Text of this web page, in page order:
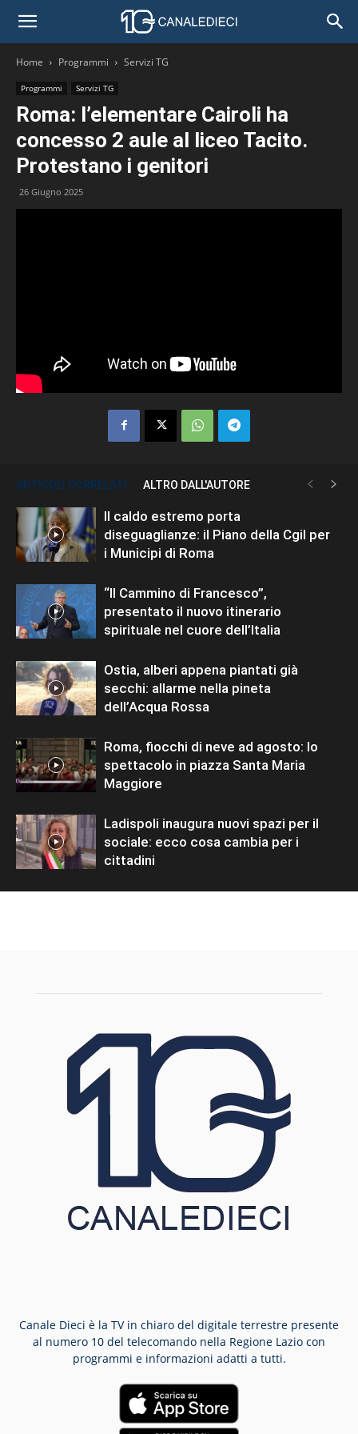
Home Programmi Servizi TG
Programmi Servizi TG
Roma: l’elementare Cairoli ha
concesso 2 aule al liceo Tacito.
Protestano i genitori
26 Giugno 2025
ARTICOLI CORRELATI ALTRO DALL'AUTORE
Il caldo estremo porta
diseguaglianze: il Piano della Cgil per
i Municipi di Roma
“Il Cammino di Francesco”,
presentato il nuovo itinerario
spirituale nel cuore dell’Italia
Ostia, alberi appena piantati già
secchi: allarme nella pineta
dell’Acqua Rossa
Roma, fiocchi di neve ad agosto: lo
spettacolo in piazza Santa Maria
Maggiore
Ladispoli inaugura nuovi spazi per il
sociale: ecco cosa cambia per i
cittadini
Canale Dieci è la TV in chiaro del digitale terrestre presente
al numero 10 del telecomando nella Regione Lazio con
programmi e informazioni adatti a tutti.